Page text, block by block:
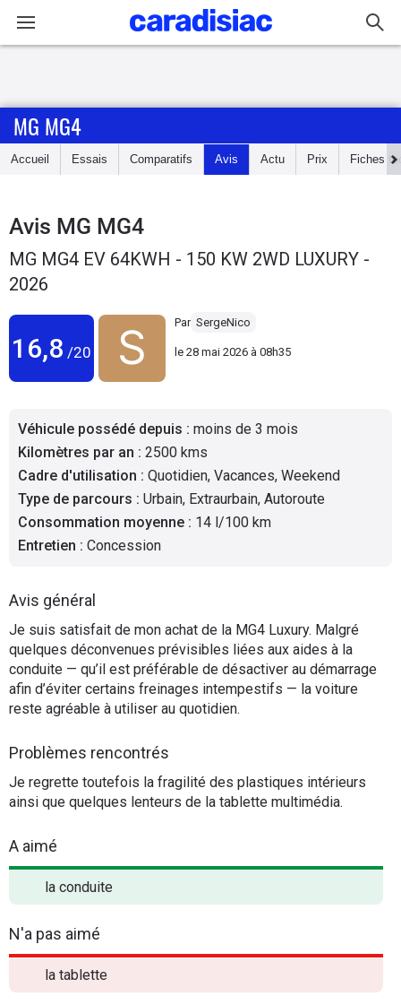
Accueil
Essais
Guide
d'achat
Utilitaires
Flottes
Auto
Services
Forum
Marques
MG MG4
Accueil Essais Comparatifs Avis Actu Prix Fiches
Avis MG MG4
MG MG4 EV 64KWH - 150 KW 2WD LUXURY -
2026
16,8 /20
Par SergeNico
le 28 mai 2026 à 08h35
Véhicule possédé depuis : moins de 3 mois
Kilomètres par an : 2500 kms
Cadre d'utilisation : Quotidien, Vacances, Weekend
Type de parcours : Urbain, Extraurbain, Autoroute
Consommation moyenne : 14 l/100 km
Entretien : Concession
Avis général
Je suis satisfait de mon achat de la MG4 Luxury. Malgré
quelques déconvenues prévisibles liées aux aides à la
conduite — qu’il est préférable de désactiver au démarrage
afin d’éviter certains freinages intempestifs — la voiture
reste agréable à utiliser au quotidien.
Problèmes rencontrés
Je regrette toutefois la fragilité des plastiques intérieurs
ainsi que quelques lenteurs de la tablette multimédia.
A aimé
la conduite
N'a pas aimé
la tablette